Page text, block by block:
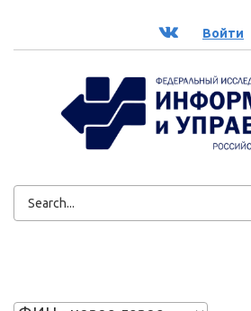
ВК Войти
ФОРМА